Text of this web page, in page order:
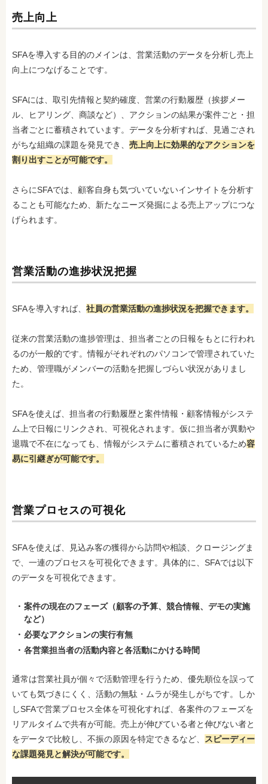
売上向上
SFAを導入する目的のメインは、営業活動のデータを分析し売上
向上につなげることです。
SFAには、取引先情報と契約確度、営業の行動履歴（挨拶メー
ル、ヒアリング、商談など）、アクションの結果が案件ごと・担
当者ごとに蓄積されています。データを分析すれば、見過ごされ
がちな組織の課題を発見でき、 売上向上に効果的なアクションを
割り出すことが可能です。
さらにSFAでは、顧客自身も気づいていないインサイトを分析す
ることも可能なため、新たなニーズ発掘による売上アップにつな
げられます。
営業活動の進捗状況把握
SFAを導入すれば、 社員の営業活動の進捗状況を把握できます。
従来の営業活動の進捗管理は、担当者ごとの日報をもとに行われ
るのが一般的です。情報がそれぞれのパソコンで管理されていた
ため、管理職がメンバーの活動を把握しづらい状況がありまし
た。
SFAを使えば、担当者の行動履歴と案件情報・顧客情報がシステ
ム上で日報にリンクされ、可視化されます。仮に担当者が異動や
退職で不在になっても、情報がシステムに蓄積されているため容
易に引継ぎが可能です。
営業プロセスの可視化
SFAを使えば、見込み客の獲得から訪問や相談、クロージングま
で、一連のプロセスを可視化できます。具体的に、SFAでは以下
のデータを可視化できます。
案件の現在のフェーズ（顧客の予算、競合情報、デモの実施
など）
必要なアクションの実行有無
各営業担当者の活動内容と各活動にかける時間
通常は営業社員が個々で活動管理を行うため、優先順位を誤って
いても気づきにくく、活動の無駄・ムラが発生しがちです。しか
しSFAで営業プロセス全体を可視化すれば、各案件のフェーズを
リアルタイムで共有が可能。売上が伸びている者と伸びない者と
をデータで比較し、不振の原因を特定できるなど、
スピーディー
な課題発見と解決が可能です。